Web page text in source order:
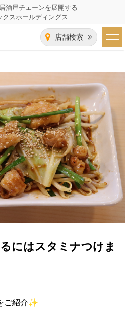
酒屋チェーンを展開する
クスホールディングス
店舗検索
報
ス
にはスタミナつけま
ご紹介✨